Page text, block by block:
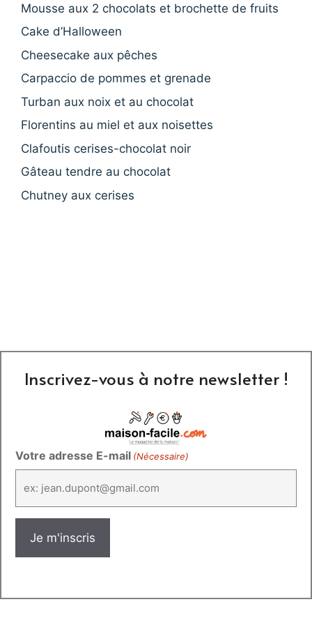
Mousse aux 2 chocolats et brochette de fruits
Cake d’Halloween
Cheesecake aux pêches
Carpaccio de pommes et grenade
Turban aux noix et au chocolat
Florentins au miel et aux noisettes
Clafoutis cerises-chocolat noir
Gâteau tendre au chocolat
Chutney aux cerises
Inscrivez-vous à notre newsletter !
Votre adresse E-mail (Nécessaire)